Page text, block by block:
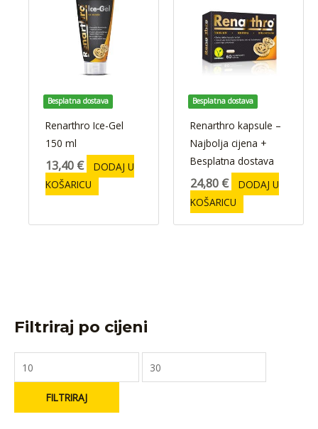
Filtriraj po cijeni
FILTRIRAJ
Besplatna dostava
Renarthro Ice-Gel
150 ml
13,40 €
DODAJ U
KOŠARICU
Besplatna dostava
Renarthro kapsule –
Najbolja cijena +
Besplatna dostava
24,80 €
DODAJ U
KOŠARICU